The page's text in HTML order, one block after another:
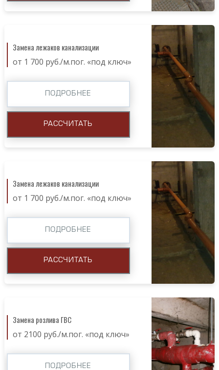
Замена лежаков канализации
от 1 700 руб./м.пог. «под ключ»
ПОДРОБНЕЕ
РАССЧИТАТЬ
Замена лежаков канализации
от 1 700 руб./м.пог. «под ключ»
ПОДРОБНЕЕ
РАССЧИТАТЬ
Замена розлива ГВС
от 2100 руб./м.пог. «под ключ»
ПОДРОБНЕЕ